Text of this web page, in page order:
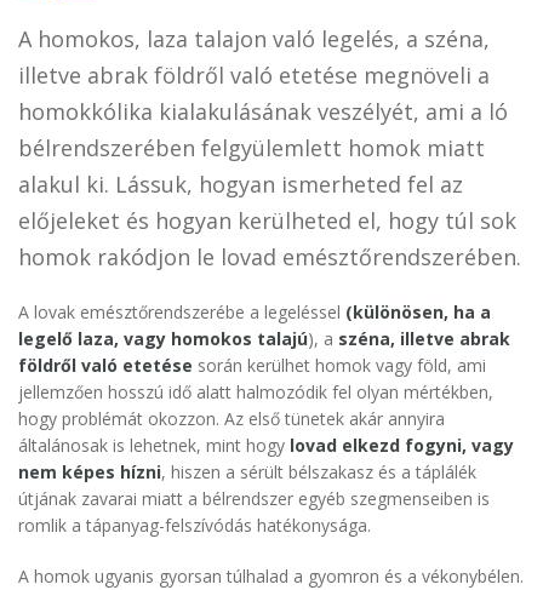
A homokos, laza talajon való legelés, a széna,
illetve abrak földről való etetése megnöveli a
homokkólika kialakulásának veszélyét, ami a ló
bélrendszerében felgyülemlett homok miatt
alakul ki. Lássuk, hogyan ismerheted fel az
előjeleket és hogyan kerülheted el, hogy túl sok
homok rakódjon le lovad emésztőrendszerében.
A lovak emésztőrendszerébe a legeléssel (különösen, ha a
legelő laza, vagy homokos talajú), a széna, illetve abrak
földről való etetése során kerülhet homok vagy föld, ami
jellemzően hosszú idő alatt halmozódik fel olyan mértékben,
hogy problémát okozzon. Az első tünetek akár annyira
általánosak is lehetnek, mint hogy lovad elkezd fogyni, vagy
nem képes hízni, hiszen a sérült bélszakasz és a táplálék
útjának zavarai miatt a bélrendszer egyéb szegmenseiben is
romlik a tápanyag-felszívódás hatékonysága.
A homok ugyanis gyorsan túlhalad a gyomron és a vékonybélen.